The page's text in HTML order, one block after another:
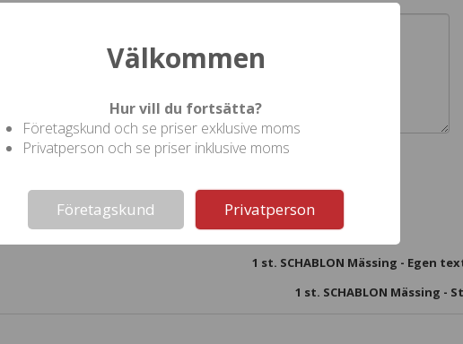
1 st. SCHABLON Mässing - Egen
1 st. SCHABLON Mässing -
Välkommen
Hur vill du fortsätta?
Företagskund och se priser exklusive moms
Privatperson och se priser inklusive moms
Företagskund Privatperson